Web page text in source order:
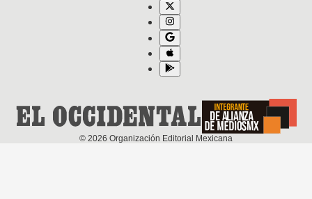
© 2026 Organización Editorial Mexicana